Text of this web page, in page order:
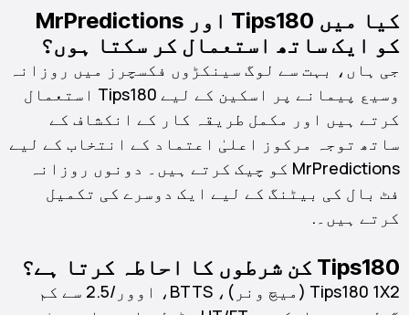
کیا میں Tips180 اور MrPredictions
کو ایک ساتھ استعمال کر سکتا ہوں؟
جی ہاں، بہت سے لوگ سینکڑوں فکسچرز میں روزانہ
وسیع پیمانے پر اسکین کے لیے Tips180 استعمال
کرتے ہیں اور مکمل طریقہ کار کے انکشاف کے
ساتھ توجہ مرکوز اعلیٰ اعتماد کے انتخاب کے لیے
MrPredictions کو چیک کرتے ہیں۔ دونوں روزانہ
فٹ بال کی بیٹنگ کے لیے ایک دوسرے کی تکمیل
کرتے ہیں۔.
Tips180 کن شرطوں کا احاطہ کرتا ہے؟
Tips180 1X2 (میچ ونر)، BTTS، اوور/2.5 سے کم